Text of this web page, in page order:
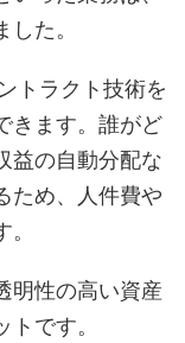
た。
トラクト技術を
きます。誰がど
益の自動分配な
ため、人件費や
明性の高い資産
です。